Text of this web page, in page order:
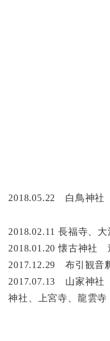
2018.05.22 白鳥神
2018.02.11 長福寺、
2018.01.20 懐古神社
2017.12.29 布引観音
2017.07.13 山家神社
神社、上宮寺、龍雲